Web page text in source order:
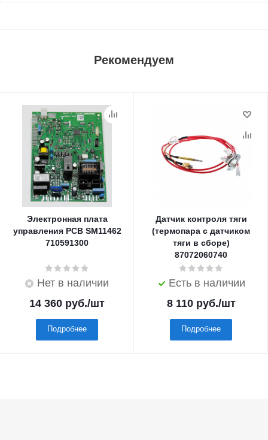
Рекомендуем
Электронная плата
управления PCB SM11462
710591300
Нет в наличии
14 360 руб./шт
Подробнее
Датчик контроля тяги
(термопара с датчиком
тяги в сборе)
87072060740
Есть в наличии
8 110руб./шт
Подробнее